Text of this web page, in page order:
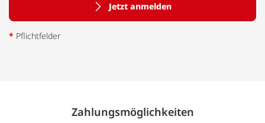
Jetzt anmelden
* Pflichtfelder
Zahlungs­möglich­keiten